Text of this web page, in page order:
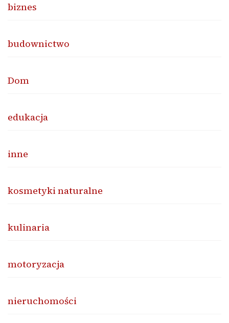
biznes
budownictwo
Dom
edukacja
inne
kosmetyki naturalne
kulinaria
motoryzacja
nieruchomości